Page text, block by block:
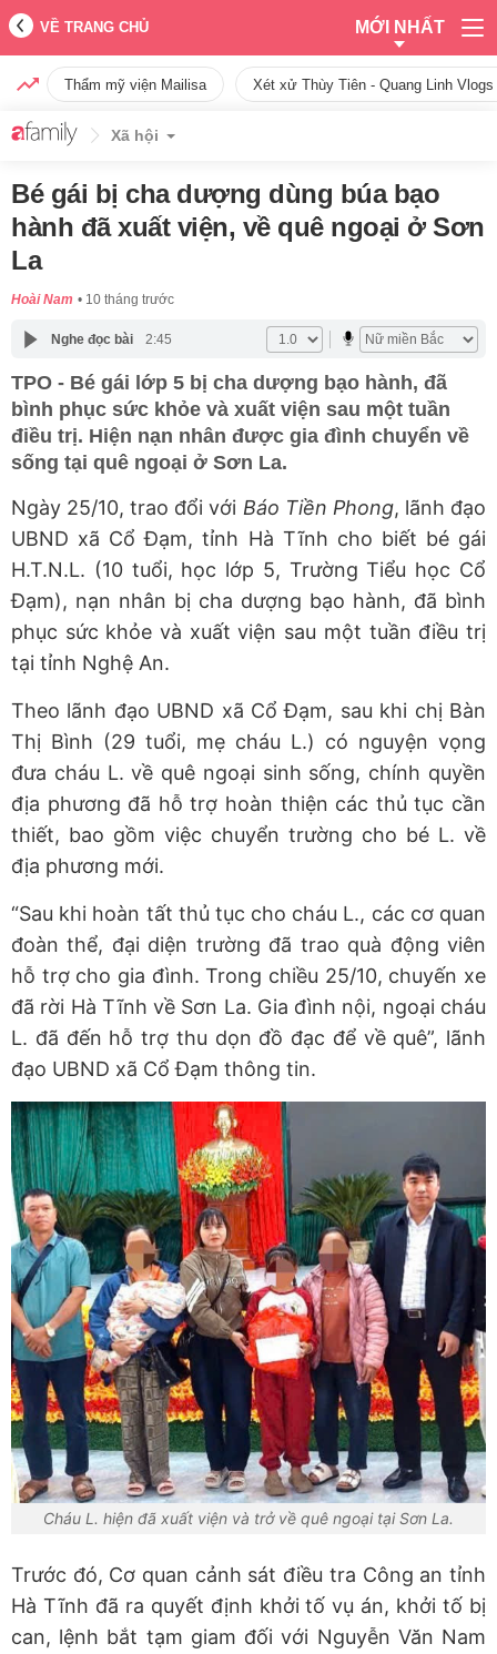
VỀ TRANG CHỦ MỚI NHẤT
Thẩm mỹ viện Mailisa Xét xử Thùy Tiên - Quang Linh
Xã hội
Bé gái bị cha dượng dùng búa bạo
hành đã xuất viện, về quê ngoại ở Sơn
La
Hoài Nam 10 tháng trước
Nghe đọc bài 2:45
TPO - Bé gái lớp 5 bị cha dượng bạo hành, đã
bình phục sức khỏe và xuất viện sau một tuần
điều trị. Hiện nạn nhân được gia đình chuyển về
sống tại quê ngoại ở Sơn La.
Ngày 25/10, trao đổi với Báo Tiền Phong, lãnh đạo
UBND xã Cổ Đạm, tỉnh Hà Tĩnh cho biết bé gái
H.T.N.L. (10 tuổi, học lớp 5, Trường Tiểu học Cổ
Đạm), nạn nhân bị cha dượng bạo hành, đã bình
phục sức khỏe và xuất viện sau một tuần điều trị
tại tỉnh Nghệ An.
Theo lãnh đạo UBND xã Cổ Đạm, sau khi chị Bàn
Thị Bình (29 tuổi, mẹ cháu L.) có nguyện vọng
đưa cháu L. về quê ngoại sinh sống, chính quyền
địa phương đã hỗ trợ hoàn thiện các thủ tục cần
thiết, bao gồm việc chuyển trường cho bé L. về
địa phương mới.
“Sau khi hoàn tất thủ tục cho cháu L., các cơ quan
đoàn thể, đại diện trường đã trao quà động viên
hỗ trợ cho gia đình. Trong chiều 25/10, chuyến xe
đã rời Hà Tĩnh về Sơn La. Gia đình nội, ngoại cháu
L. đã đến hỗ trợ thu dọn đồ đạc để về quê”, lãnh
đạo UBND xã Cổ Đạm thông tin.
Cháu L. hiện đã xuất viện và trở về quê ngoại tại Sơn La.
Trước đó, Cơ quan cảnh sát điều tra Công an tỉnh
Hà Tĩnh đã ra quyết định khởi tố vụ án, khởi tố bị
can, lệnh bắt tạm giam đối với Nguyễn Văn Nam